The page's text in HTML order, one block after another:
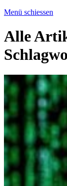
Menü schiessen
Alle